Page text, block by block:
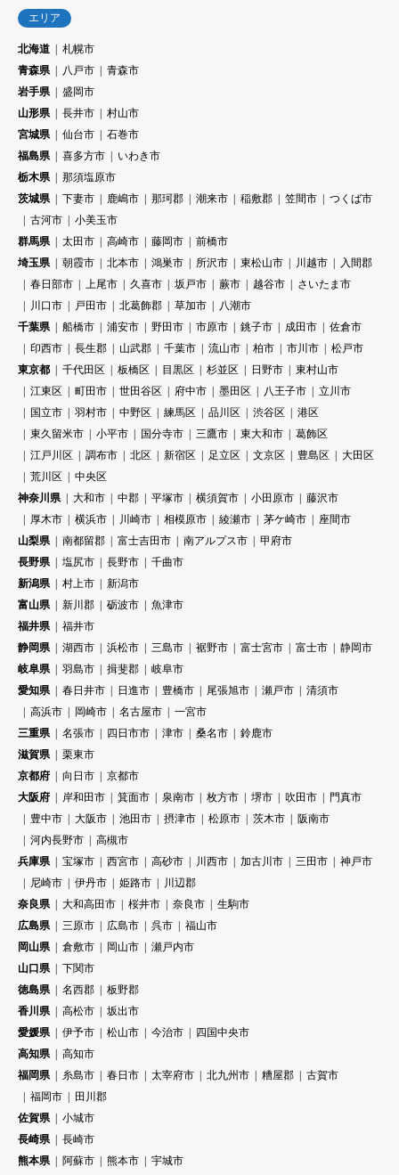
エリア
北海道
札幌市
青森県
八戸市
青森市
岩手県
盛岡市
山形県
長井市
村山市
宮城県
仙台市
石巻市
福島県
喜多方市
いわき市
栃木県
那須塩原市
茨城県
下妻市 鹿嶋市 那珂郡 潮来市 稲敷郡 笠間市
つくば市
古河市
小美玉市
群馬県
太田市 高崎市 藤岡市
前橋市
埼玉県
朝霞市 北本市 鴻巣市 所沢市 東松山市 川越市
入間郡
春日部市
上尾市 久喜市 坂戸市 蕨市 越谷市
さいたま市
川口市
戸田市 北葛飾郡 草加市
八潮市
千葉県
船橋市 浦安市 野田市 市原市 銚子市 成田市
佐倉市
印西市
長生郡 山武郡 千葉市 流山市 柏市 市川市
松戸市
東京都
千代田区 板橋区 目黒区 杉並区 日野市
東村山市
江東区
町田市 世田谷区 府中市 墨田区 八王子市
立川市
国立市
羽村市 中野区 練馬区 品川区 渋谷区
港区
東久留米市
小平市 国分寺市 三鷹市 東大和市
葛飾区
江戸川区
調布市 北区 新宿区 足立区 文京区 豊島区
大田区
荒川区
中央区
神奈川県
大和市 中郡 平塚市 横須賀市 小田原市
藤沢市
厚木市
横浜市 川崎市 相模原市 綾瀬市 茅ケ崎市
座間市
山梨県
南都留郡 富士吉田市 南アルプス市
甲府市
長野県
塩尻市 長野市
千曲市
新潟県
村上市
新潟市
富山県
新川郡 砺波市
魚津市
福井県
福井市
静岡県
湖西市 浜松市 三島市 裾野市 富士宮市 富士市
静岡市
岐阜県
羽島市 揖斐郡
岐阜市
愛知県
春日井市 日進市 豊橋市 尾張旭市 瀬戸市
清須市
高浜市
岡崎市 名古屋市
一宮市
三重県
名張市 四日市市 津市 桑名市
鈴鹿市
滋賀県
栗東市
京都府
向日市
京都市
大阪府
岸和田市 箕面市 泉南市 枚方市 堺市 吹田市
門真市
豊中市
大阪市 池田市 摂津市 松原市 茨木市
阪南市
河内長野市
高槻市
兵庫県
宝塚市 西宮市 高砂市 川西市 加古川市 三田市
神戸市
尼崎市
伊丹市 姫路市
川辺郡
奈良県
大和高田市 桜井市 奈良市
生駒市
広島県
三原市 広島市 呉市
福山市
岡山県
倉敷市 岡山市
瀬戸内市
山口県
下関市
徳島県
名西郡
板野郡
香川県
高松市
坂出市
愛媛県
伊予市 松山市 今治市
四国中央市
高知県
高知市
福岡県
糸島市 春日市 太宰府市 北九州市 糟屋郡
古賀市
福岡市
田川郡
佐賀県
小城市
長崎県
長崎市
熊本県
阿蘇市 熊本市
宇城市